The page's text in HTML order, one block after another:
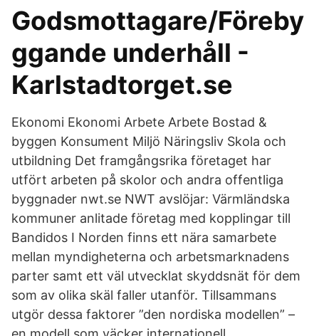
Godsmottagare/Föreby
ggande underhåll -
Karlstadtorget.se
Ekonomi Ekonomi Arbete Arbete Bostad &
byggen Konsument Miljö Näringsliv Skola och
utbildning Det framgångsrika företaget har
utfört arbeten på skolor och andra offentliga
byggnader nwt.se NWT avslöjar: Värmländska
kommuner anlitade företag med kopplingar till
Bandidos I Norden finns ett nära samarbete
mellan myndigheterna och arbetsmarknadens
parter samt ett väl utvecklat skyddsnät för dem
som av olika skäl faller utanför. Tillsammans
utgör dessa faktorer ”den nordiska modellen” –